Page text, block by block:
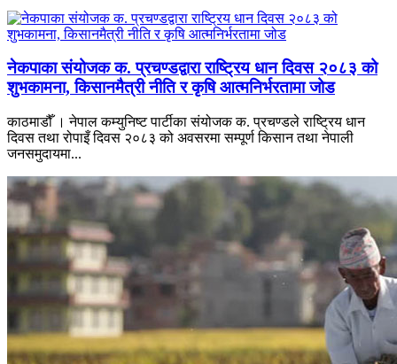
नेकपाका संयोजक क. प्रचण्डद्वारा राष्ट्रिय धान दिवस २०८३ को
शुभकामना, किसानमैत्री नीति र कृषि आत्मनिर्भरतामा जोड
काठमाडौँ । नेपाल कम्युनिष्ट पार्टीका संयोजक क. प्रचण्डले राष्ट्रिय धान
दिवस तथा रोपाइँ दिवस २०८३ को अवसरमा सम्पूर्ण किसान तथा नेपाली
जनसमुदायमा...